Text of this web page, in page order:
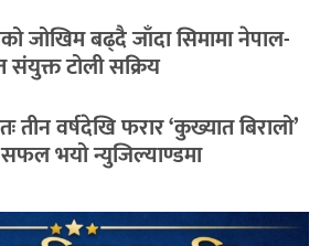
जोखिम बढ्दै जाँदा सिमामा नेपाल-
संयुक्त टोली सक्रिय
तीन वर्षदेखि फरार ‘कुख्यात बिरालो’
सफल भयो न्युजिल्याण्डमा